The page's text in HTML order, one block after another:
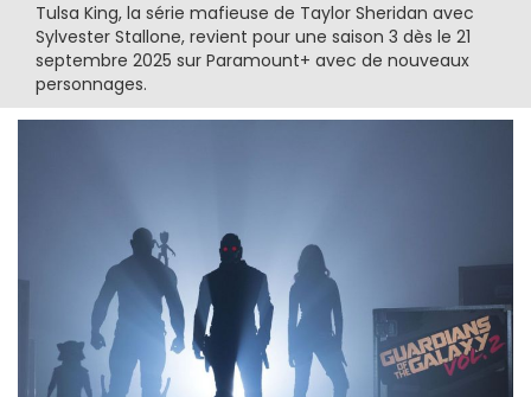
Tulsa King, la série mafieuse de Taylor Sheridan avec
Sylvester Stallone, revient pour une saison 3 dès le 21
septembre 2025 sur Paramount+ avec de nouveaux
personnages.